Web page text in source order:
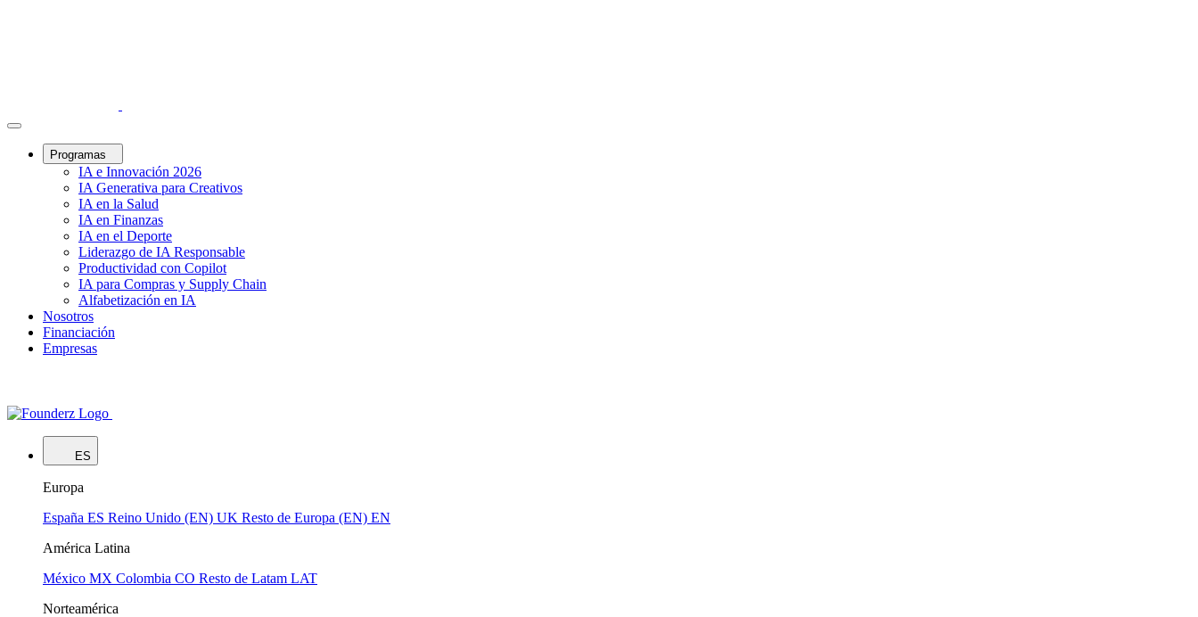
Programas
IA e Innovación 2026
IA Generativa para Creativos
IA en la Salud
IA en Finanzas
IA en el Deporte
Liderazgo de IA Responsable
Productividad con Copilot
IA para Compras y Supply Chain
Alfabetización en IA
Nosotros
Financiación
Empresas
ES
Europa
España ES Reino Unido (EN) UK Resto de Europa (EN) EN
América Latina
México MX Colombia CO Resto de Latam LAT
Norteamérica